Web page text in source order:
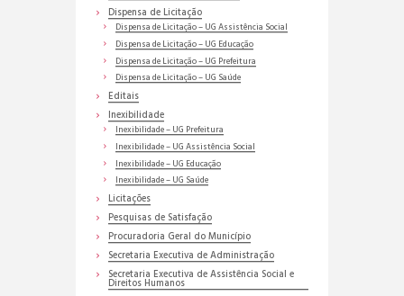
Dispensa de Licitação
Dispensa de Licitação – UG Assistência Social
Dispensa de Licitação – UG Educação
Dispensa de Licitação – UG Prefeitura
Dispensa de Licitação – UG Saúde
Editais
Inexibilidade
Inexibilidade – UG Prefeitura
Inexibilidade – UG Assistência Social
Inexibilidade – UG Educação
Inexibilidade – UG Saúde
Licitações
Pesquisas de Satisfação
Procuradoria Geral do Município
Secretaria Executiva de Administração
Secretaria Executiva de Assistência Social e
Direitos Humanos